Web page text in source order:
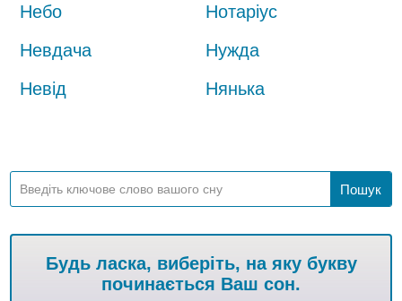
Небо
Невдача
Невід
Нотаріус
Нужда
Нянька
Будь ласка, виберіть, на яку букву
починається Ваш сон.